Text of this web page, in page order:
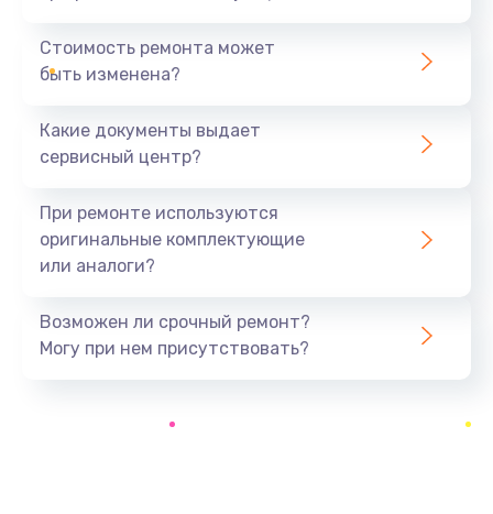
1060 руб.
Замена системы охлаждения
Замена процессора
Заказать
Стоимость ремонта может
быть изменена?
Какие документы выдает
сервисный центр?
При ремонте используются
оригинальные комплектующие
или аналоги?
Возможен ли срочный ремонт?
Могу при нем присутствовать?